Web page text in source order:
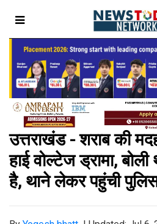
उत्तराखंड - शराब की
हाई वोल्टेज ड्रामा, बोली
है, थाने लेकर पहुंची